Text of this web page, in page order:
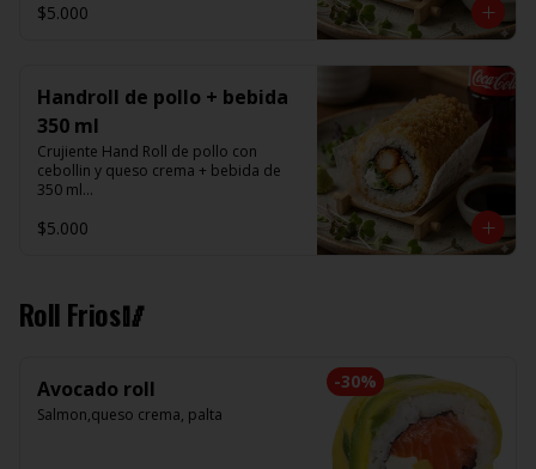
Promoción valida de Lunes a viernes
$5.000
Handroll de pollo + bebida
350 ml
Crujiente Hand Roll de pollo con
cebollin y queso crema + bebida de
350 ml
Promoción valida de Lunes a viernes
$5.000
Roll Frios🥢
-30%
Avocado roll
Salmon,queso crema, palta